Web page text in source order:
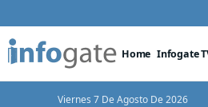
Home Infogate
Viernes 7 De Agosto De 2026